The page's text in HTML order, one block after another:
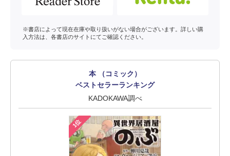
※書店によって現在在庫や取り扱いがない場合がございます。詳しい購
入方法は、各書店のサイトにてご確認ください。
本 （コミック）
ベストセラーランキング
KADOKAWA調べ
1位